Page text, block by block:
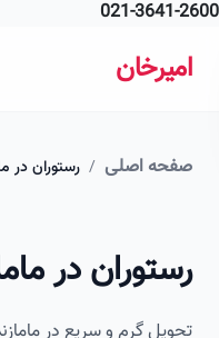
021-
اصلی / رستوران در مامازند
در مامازند
گرم و سریع در مامازند،
تصویر این صفحه به زودی اضافه